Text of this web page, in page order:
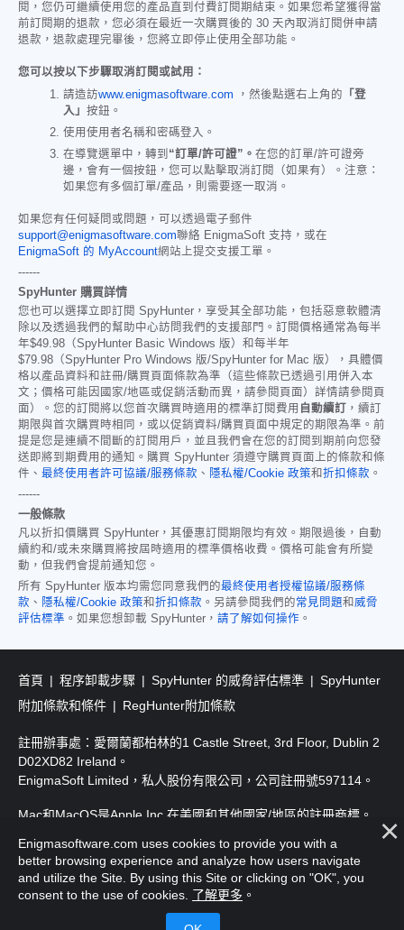
閱，您仍可繼續使用您的產品直到付費訂閱期結束。如果您希望獲得當
前訂閱期的退款，您必須在最近一次購買後的 30 天內取消訂閱併申請
退款，退款處理完畢後，您將立即停止使用全部功能。
您可以按以下步驟取消訂閱或試用：
請造訪www.enigmasoftware.com ，然後點選右上角的 「登
入」 按鈕。
使用使用者名稱和密碼登入。
在導覽選單中，轉到 “訂單/許可證”。 在您的訂單/許可證旁
邊，會有一個按鈕，您可以點擊取消訂閱（如果有）。注意：
如果您有多個訂單/產品，則需要逐一取消。
如果您有任何疑問或問題，可以透過電子郵件
support@enigmasoftware.com聯絡 EnigmaSoft 支持，或在
EnigmaSoft 的 MyAccount網站上提交支援工單。
------
SpyHunter 購買詳情
您也可以選擇立即訂閱 SpyHunter，享受其全部功能，包括惡意軟體清
除以及透過我們的幫助中心訪問我們的支援部門。訂閱價格通常為每半
年$49.98 （SpyHunter Basic Windows 版）和每半年
$79.98 （SpyHunter Pro Windows 版/SpyHunter for Mac 版），具體價
格以產品資料和註冊/購買頁面條款為準（這些條款已透過引用併入本
文；價格可能因國家/地區或促銷活動而異，請參閱頁面）詳情請參閱頁
面）。您的訂閱將以您首次購買時適用的標準訂閱費用 自動續訂
，續訂
期限與首次購買時相同，或以促銷資料/購買頁面中規定的期限為準。前
提是您是連續不間斷的訂閱用戶，並且我們會在您的訂閱到期前向您發
送即將到期費用的通知。購買 SpyHunter 須遵守購買頁面上的條款和條
件、 最終使用者許可協議/服務條款 、 隱私權/Cookie 政策和折扣條款 。
------
一般條款
凡以折扣價購買 SpyHunter，其優惠訂閱期限均有效。期限過後，自動
續約和/或未來購買將按屆時適用的標準價格收費。價格可能會有所變
動，但我們會提前通知您。
所有 SpyHunter 版本均需您同意我們的最終使用者授權協議/服務條
款 、 隱私權/Cookie 政策和折扣條款 。另請參閱我們的常見問題和威脅
評估標準 。如果您想卸載 SpyHunter， 請了解如何操作 。
首頁 程序卸載步驟 SpyHunter 的威脅評估標準
SpyHunter
附加條款和條件
RegHunter附加條款
註冊辦事處：愛爾蘭都柏林的1 Castle Street, 3rd Floor, Dublin 2
D02XD82 Ireland。
EnigmaSoft Limited，私人股份有限公司，公司註冊號597114。
Mac和MacOS是Apple Inc.在美國和其他國家/地區的註冊商標。
版權所有2016-2026. EnigmaSoft Ltd. 保留所有權利。
Enigmasoftware.com uses cookies to provide you with a
better browsing experience and analyze how users navigate
and utilize the Site. By using this Site or clicking on "OK", you
consent to the use of cookies. 了解更多 。